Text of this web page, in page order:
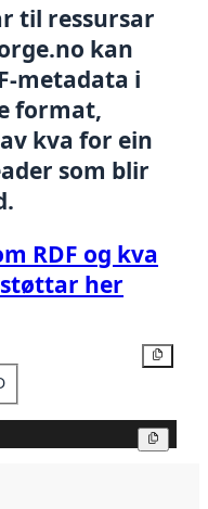
til ressursar
kan
metadata i
format,
kva for ein
som blir
RDF og kva
her